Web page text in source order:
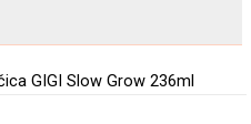
GIGI Slow Grow 236ml